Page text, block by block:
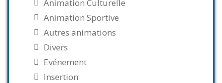
Animation Culturelle
Animation Sportive
Autres animations
Divers
Evénement
Insertion